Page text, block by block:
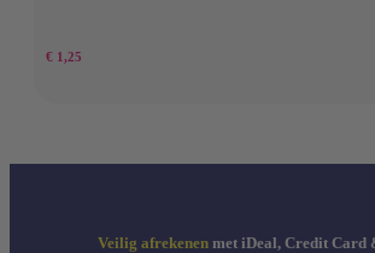
€ 1,25
Veilig afrekenen met iDeal, Credit Card